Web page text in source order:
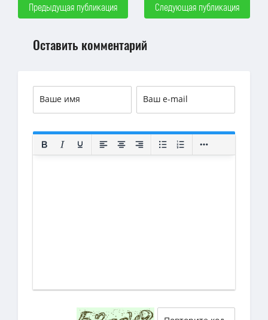
Предыдущая публикация Следующая публикация
Оставить комментарий